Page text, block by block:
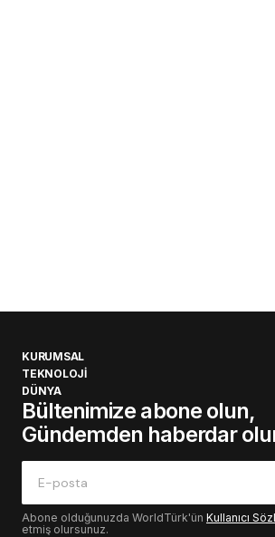
KURUMSAL
TEKNOLOJİ
DÜNYA
Bültenimize abone olun,
Gündemden haberdar
Abone olduğunuzda WorldTürk'ün Kullanıcı
etmiş olursunuz.